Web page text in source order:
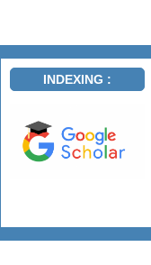
INDEXING :